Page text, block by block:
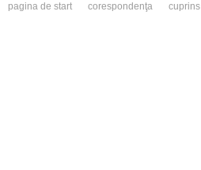
pagina de start corespondenţa cuprins